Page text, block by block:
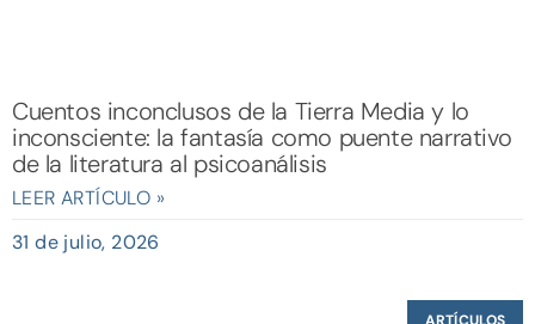
Cuentos inconclusos de la Tierra Media y lo
inconsciente: la fantasía como puente narrativo
de la literatura al psicoanálisis
LEER ARTÍCULO »
31 de julio, 2026
ARTÍCULOS